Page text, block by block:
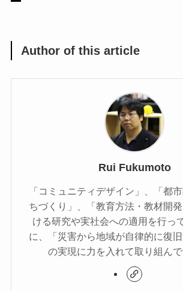
Author of this article
Rui Fukumoto
「コミュニティデザイン」、「都
ちづくり」、「教育方法・教材開
ける研究や実社会への適用を行っ
に、「災害から地域が自律的に復旧
の実現に力を入れて取り組んで